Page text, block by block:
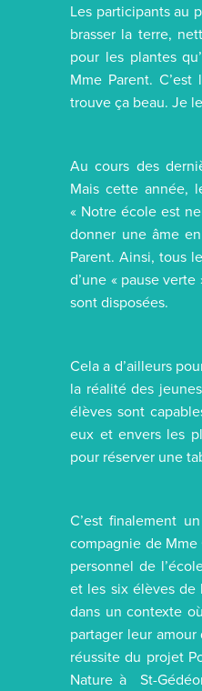
Les participants au
brasser la terre,
pour les plantes
Mme Parent.
trouve ça beau. Je
Au cours des
Mais cette année,
« Notre école est
donner une âme
Parent. Ainsi, tous
d’une « pause
sont disposées.
Cela a d’ailleurs
la réalité des
élèves sont
eux et envers les
pour réserver une
C’est finalement
compagnie de
personnel de
et les six élèves de
dans un contexte
partager leur
réussite du projet
Nature à St-